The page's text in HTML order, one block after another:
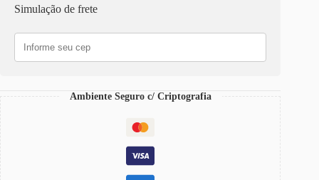
Corrente
Voltas
Simulação de frete
Ambiente Seguro c/ Criptografia